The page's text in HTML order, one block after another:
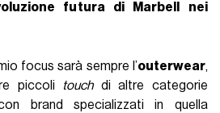
futura di Marbell nei
focus sarà sempre l’outerwear,
piccoli
touchdi altre categorie
brand specializzati in quella